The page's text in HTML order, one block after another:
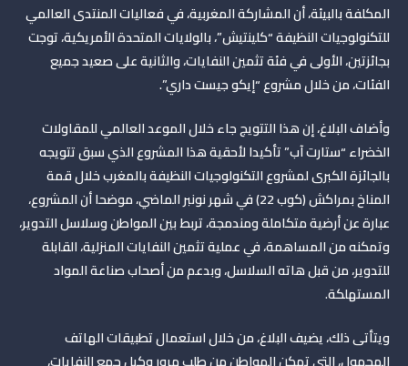
المكلفة بالبيئة، أن المشاركة المغربية، في فعاليات المنتدى العالمي
للتكنولوجيات النظيفة “كلينتيش”، بالولايات المتحدة الأمريكية، توجت
بجائزتين، الأولى في فئة تثمين النفايات، والثانية على صعيد جميع
الفئات، من خلال مشروع “إيكو جيست داري”.
وأضاف البلاغ، إن هذا التتويج جاء خلال الموعد العالمي للمقاولات
الخضراء “ستارت آب” تأكيدا لأحقية هذا المشروع الذي سبق تتويجه
بالجائزة الكبرى لمشروع التكنولوجيات النظيفة بالمغرب خلال قمة
المناخ بمراكش (كوب 22) في شهر نونبر الماضي، موضحا أن المشروع،
عبارة عن أرضية متكاملة ومندمجة، تربط بين المواطن وسلاسل التدوير،
وتمكنه من المساهمة، في عملية تثمين النفايات المنزلية، القابلة
للتدوير، من قبل هاته السلاسل، وبدعم من أصحاب صناعة المواد
المستهلكة.
ويتأتى ذلك، يضيف البلاغ، من خلال استعمال تطبيقات الهاتف